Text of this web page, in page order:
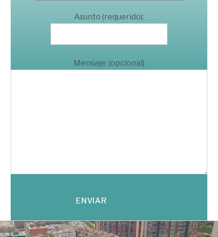
Asunto (requerido):
Mensaje: (opcional)